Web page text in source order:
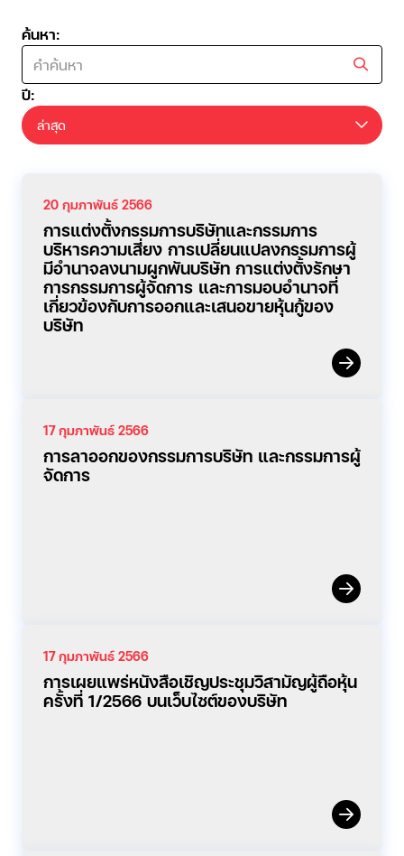
ค้นหา:
ปี:
ล่าสุด
20 กุมภาพันธ์ 2566
การแต่งตั้งกรรมการบริษัทและกรรมการ
บริหารความเสี่ยง การเปลี่ยนแปลงกรรมการผู้
มีอำนาจลงนามผูกพันบริษัท การแต่งตั้งรักษา
การกรรมการผู้จัดการ และการมอบอำนาจที่
เกี่ยวข้องกับการออกและเสนอขายหุ้นกู้ของ
บริษัท
17 กุมภาพันธ์ 2566
การลาออกของกรรมการบริษัท และกรรมการผู้
จัดการ
17 กุมภาพันธ์ 2566
การเผยแพร่หนังสือเชิญประชุมวิสามัญผู้ถือหุ้น
ครั้งที่ 1/2566 บนเว็บไซต์ของบริษัท